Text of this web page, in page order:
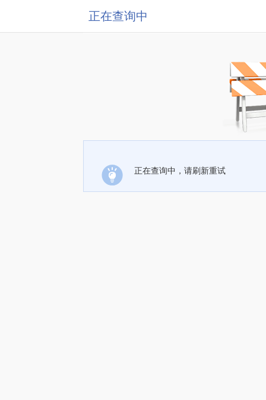
正在查询中
正在查询中，请刷新重试